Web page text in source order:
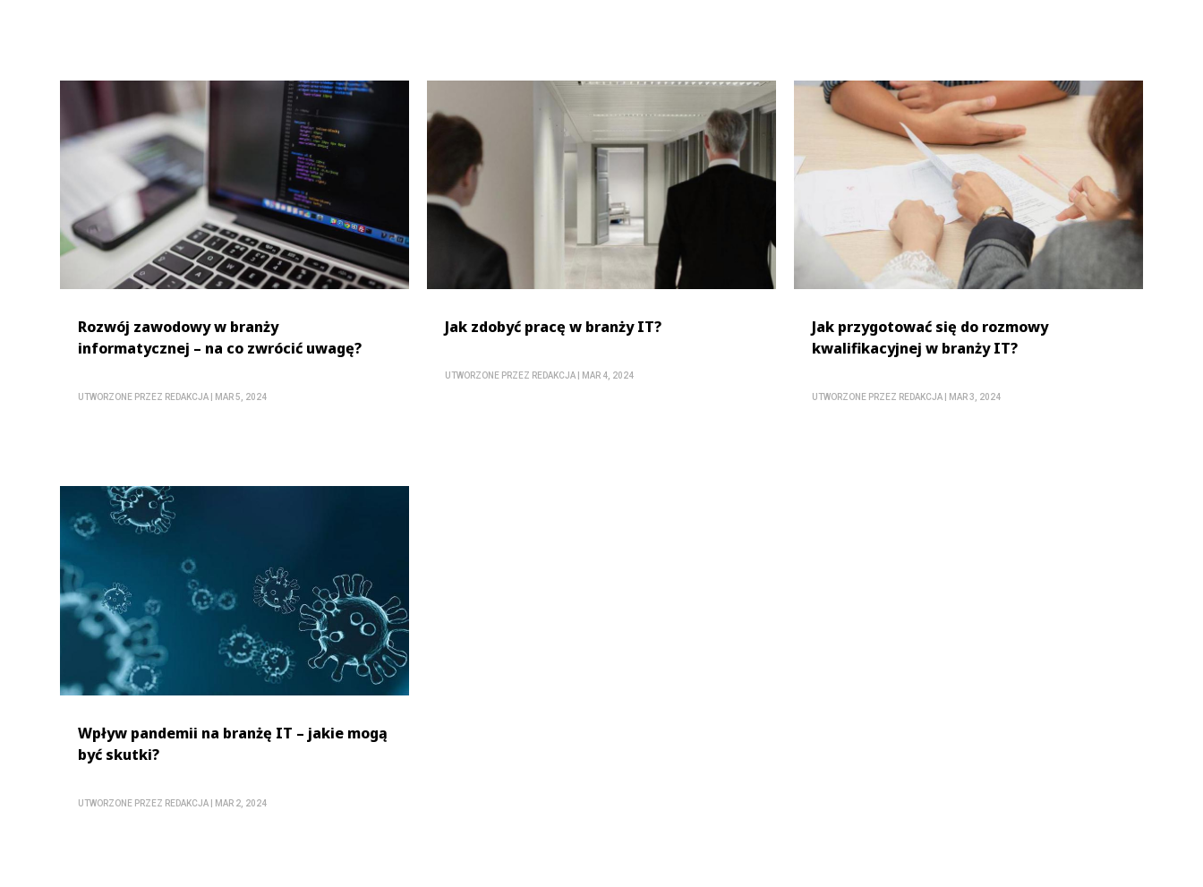
Rozwój zawodowy w branży
informatycznej – na co zwrócić uwagę?
UTWORZONE PRZEZ REDAKCJA MAR 5, 2024
Jak zdobyć pracę w branży IT?
UTWORZONE PRZEZ REDAKCJA MAR 4, 2024
Jak przygotować się do rozmowy
kwalifikacyjnej w branży IT?
UTWORZONE PRZEZ REDAKCJA| MAR 3, 2024
Wpływ pandemii na branżę IT – jakie mogą
być skutki?
UTWORZONE PRZEZ REDAKCJA MAR 2, 2024